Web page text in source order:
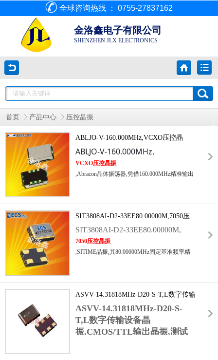
全球咨询热线 ： 0755-27837162
金洛鑫电子有限公司
SHENZHEN JLX ELECTRONICS
首页 产品中心 压控晶振
ABLJO-V-160.000MHz,VCXO压控晶
振,Abracon晶体振荡器
ABLJO-V-160.000MHz,
VCXO压控晶振
,Abracon晶体振荡器,凭借160.000MHz精准输出
容性强,可轻松集成于各类嵌入式系统中,同时
具备极低的相位抖动特性,能有效减少时钟信号
对数据传输质量的干扰,提升系统整体性能.其
严格遵循工业级可靠性标准,经过严苛的环境测
试与寿命测试,在高湿度,多干扰的复杂工况下
SIT3808AI-D2-33EE80.00000M,7050压
控晶振,SITIME晶振
SIT3808AI-D2-33EE80.00000M,
7050压控晶振
,SITIME晶振,其80.00000MHz固定基准频率精
或负载变化导致的频率偏差,为通信设备(如5G
基站,路由器)的信号同步,工业自动化系统的时
序校准提供关键支持,保障数据传输的准确性与
系统运行的稳定性.
ASVV-14.31818MHz-D20-S-T,L数字传输
设备晶振,CMOS/TTL输出晶振,测试设备
ASVV-14.31818MHz-D20-S-
T,L数字传输设备晶
振,CMOS/TTL输出晶振,测试